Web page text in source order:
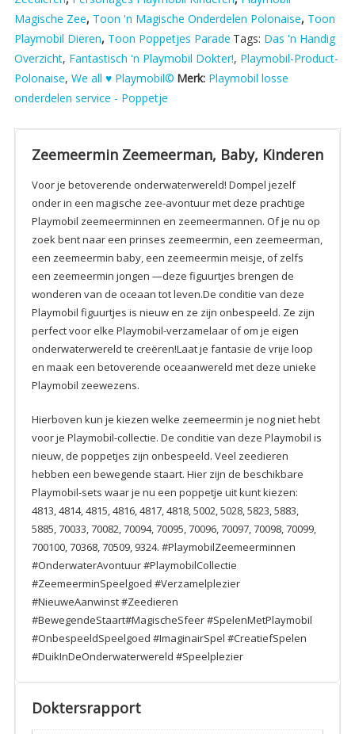
Magische Zee, Toon 'n Magische Onderdelen Polonaise, Toon
Playmobil Dieren, Toon Poppetjes Parade Tags: Das 'n Handig
Overzicht, Fantastisch 'n Playmobil Dokter!, Playmobil-Product-
Polonaise, We all ♥ Playmobil© Merk: Playmobil losse
onderdelen service - Poppetje
Zeemeermin Zeemeerman, Baby, Kinderen
Voor je betoverende onderwaterwereld! Dompel jezelf
onder in een magische zee-avontuur met deze prachtige
Playmobil zeemeerminnen en zeemeermannen. Of je nu op
zoek bent naar een prinses zeemeermin, een zeemeerman,
een zeemeermin baby, een zeemeermin meisje, of zelfs
een zeemeermin jongen —deze figuurtjes brengen de
wonderen van de oceaan tot leven.De conditie van deze
Playmobil figuurtjes is nieuw en ze zijn onbespeeld. Ze zijn
perfect voor elke Playmobil-verzamelaar of om je eigen
onderwaterwereld te creëren!Laat je fantasie de vrije loop
en maak een betoverende oceaanwereld met deze unieke
Playmobil zeewezens.
Hierboven kun je kiezen welke zeemeermin je nog niet hebt
voor je Playmobil-collectie. De conditie van deze Playmobil is
nieuw, de poppetjes zijn onbespeeld. Veel zeedieren
hebben een bewegende staart. Hier zijn de beschikbare
Playmobil-sets waar je nu een poppetje uit kunt kiezen:
4813, 4814, 4815, 4816, 4817, 4818, 5002, 5028, 5823, 5883,
5885, 70033, 70082, 70094, 70095, 70096, 70097, 70098, 70099,
700100, 70368, 70509, 9324. #PlaymobilZeemeerminnen
#OnderwaterAvontuur #PlaymobilCollectie
#ZeemeerminSpeelgoed #Verzamelplezier
#NieuweAanwinst #Zeedieren
#BewegendeStaart#MagischeSfeer #SpelenMetPlaymobil
#OnbespeeldSpeelgoed #ImaginairSpel #CreatiefSpelen
#DuikInDeOnderwaterwereld #Speelplezier
Doktersrapport